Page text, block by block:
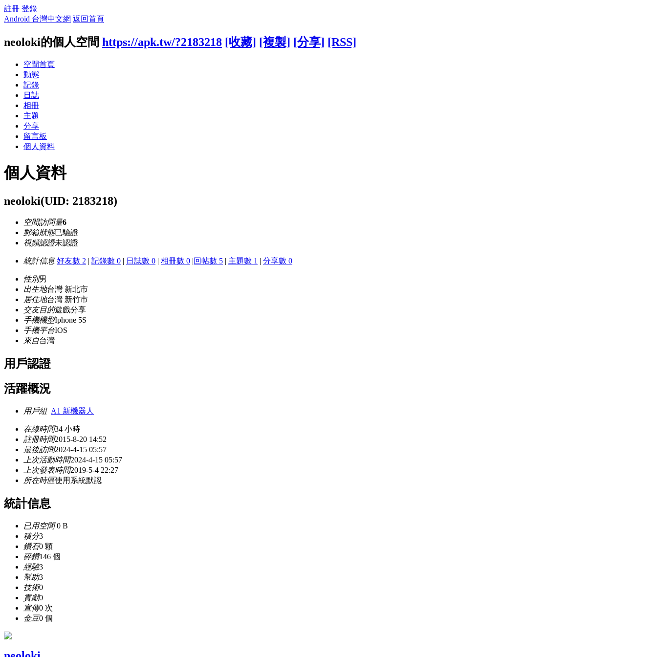
註冊 登錄
Android 台灣中文網 返回首頁
neoloki的個人空間 https://apk.tw/?2183218 [收藏] [複製] [分享] [RSS]
空間首頁
動態
記錄
日誌
相冊
主題
分享
留言板
個人資料
個人資料
neoloki(UID: 2183218)
空間訪問量6
郵箱狀態已驗證
視頻認證未認證
統計信息 好友數 2 | 記錄數 0 | 日誌數 0 | 相冊數 0 |回帖數 5 | 主題數 1 | 分享數 0
性別男
出生地台灣 新北市
居住地台灣 新竹市
交友目的遊戲分享
手機機型Iphone 5S
手機平台IOS
來自台灣
用戶認證
活躍概況
用戶組 A1 新機器人
在線時間34 小時
註冊時間2015-8-20 14:52
最後訪問2024-4-15 05:57
上次活動時間2024-4-15 05:57
上次發表時間2019-5-4 22:27
所在時區使用系統默認
統計信息
已用空間0 B
積分3
鑽石0 顆
碎鑽146 個
經驗3
幫助3
技術0
貢獻0
宣傳0 次
金豆0 個